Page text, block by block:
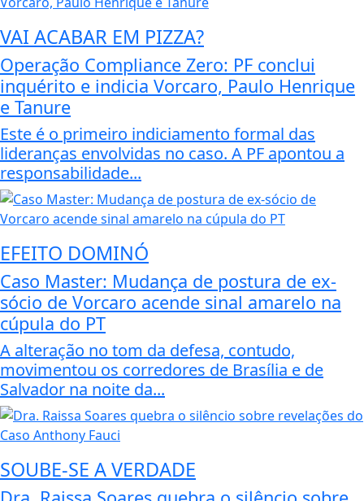
VAI ACABAR EM PIZZA?
Operação Compliance Zero: PF conclui
inquérito e indicia Vorcaro, Paulo Henrique
e Tanure
Este é o primeiro indiciamento formal das
lideranças envolvidas no caso. A PF apontou a
responsabilidade...
EFEITO DOMINÓ
Caso Master: Mudança de postura de ex-
sócio de Vorcaro acende sinal amarelo na
cúpula do PT
A alteração no tom da defesa, contudo,
movimentou os corredores de Brasília e de
Salvador na noite da...
SOUBE-SE A VERDADE